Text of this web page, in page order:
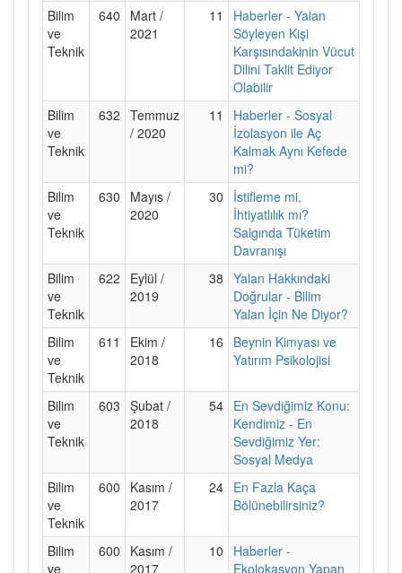
Bilim
ve
Teknik
640
Mart /
2021
11
Haberler - Yalan
Söyleyen Kişi
Karşısındakinin Vücut
Dilini Taklit Ediyor
Olabilir
Bilim
ve
Teknik
632 Temmuz
/ 2020
11
Haberler - Sosyal
İzolasyon ile Aç
Kalmak Aynı Kefede
mi?
Bilim
ve
Teknik
630
Mayıs /
2020
30
İstifleme mi,
İhtiyatlılık mı?
Salgında Tüketim
Davranışı
Bilim
ve
Teknik
622
Eylül /
2019
38 Yalan Hakkındaki
Doğrular - Bilim
Yalan İçin Ne Diyor?
Bilim
ve
Teknik
611
Ekim /
2018
16
Beynin Kimyası ve
Yatırım Psikolojisi
Bilim
ve
Teknik
603 Şubat /
2018
54 En Sevdiğimiz Konu:
Kendimiz - En
Sevdiğimiz Yer:
Sosyal Medya
Bilim
ve
Teknik
600
Kasım /
2017
24 En Fazla Kaça
Bölünebilirsiniz?
Bilim
ve
600
Kasım /
2017
10
Haberler -
Ekolokasyon Yapan